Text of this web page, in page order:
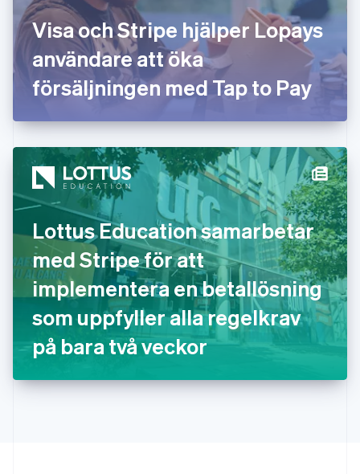
Visa och Stripe hjälper Lopays
användare att öka
försäljningen med Tap to Pay
Lottus Education samarbetar
med Stripe för att
implementera en betallösning
som uppfyller alla regelkrav
på bara två veckor
English
Grekland
English
Hongkong SAR, Kina
English 简体中文
Indien
Irland
English
Italien
ItalianoEnglish
日本語English
Kanada
EnglishFrançais
Kroatien
English Italiano
Lettland
Liechtenstein
Deutsch English
Litauen
Luxemburg